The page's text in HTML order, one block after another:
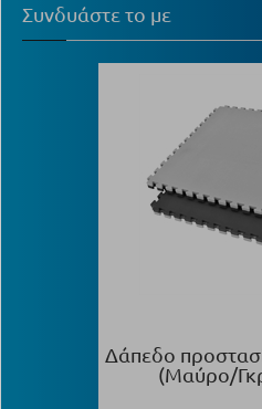
Συνδυάστε το με
Δάπεδο
(Μαύρο/